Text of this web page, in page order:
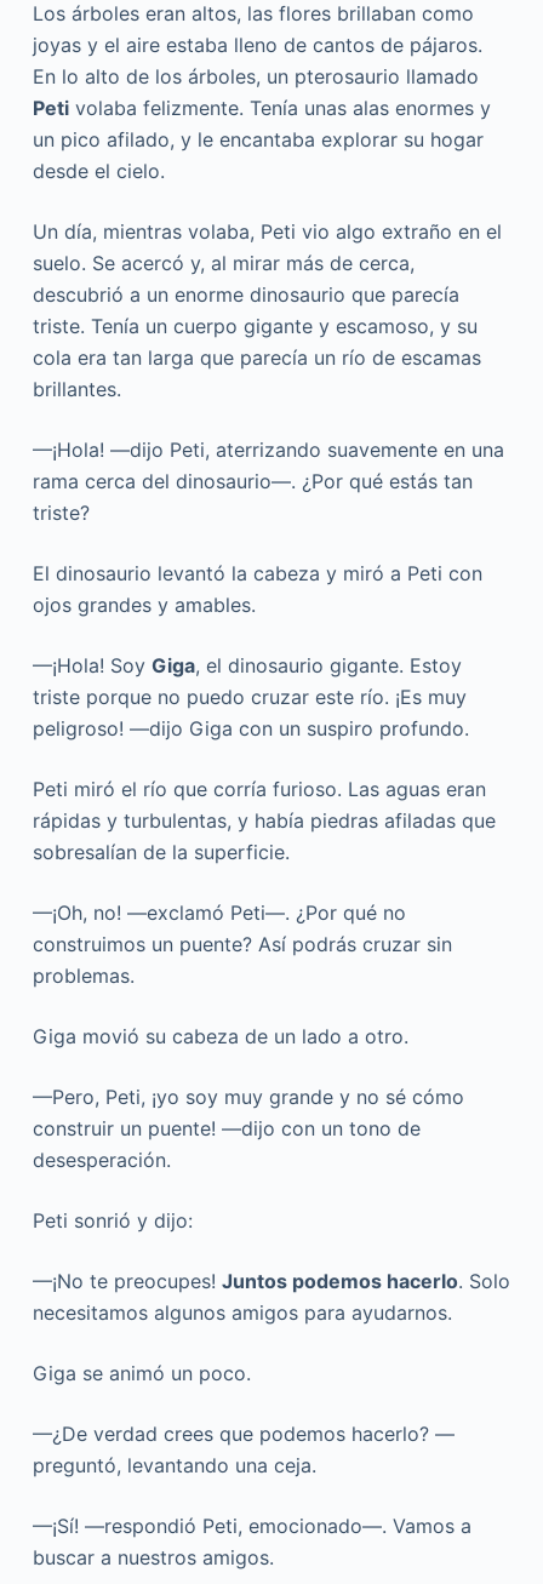
Los árboles eran altos, las flores brillaban como
joyas y el aire estaba lleno de cantos de pájaros.
En lo alto de los árboles, un pterosaurio llamado
Petivolaba felizmente. Tenía unas alas enormes y
un pico afilado, y le encantaba explorar su hogar
desde el cielo.
Un día, mientras volaba, Peti vio algo extraño en el
suelo. Se acercó y, al mirar más de cerca,
descubrió a un enorme dinosaurio que parecía
triste. Tenía un cuerpo gigante y escamoso, y su
cola era tan larga que parecía un río de escamas
brillantes.
—¡Hola! —dijo Peti, aterrizando suavemente en una
rama cerca del dinosaurio—. ¿Por qué estás tan
triste?
El dinosaurio levantó la cabeza y miró a Peti con
ojos grandes y amables.
—¡Hola! Soy Giga, el dinosaurio gigante. Estoy
triste porque no puedo cruzar este río. ¡Es muy
peligroso! —dijo Giga con un suspiro profundo.
Peti miró el río que corría furioso. Las aguas eran
rápidas y turbulentas, y había piedras afiladas que
sobresalían de la superficie.
—¡Oh, no! —exclamó Peti—. ¿Por qué no
construimos un puente? Así podrás cruzar sin
problemas.
Giga movió su cabeza de un lado a otro.
—Pero, Peti, ¡yo soy muy grande y no sé cómo
construir un puente! —dijo con un tono de
desesperación.
Peti sonrió y dijo:
—¡No te preocupes! Juntos podemos hacerlo. Solo
necesitamos algunos amigos para ayudarnos.
Giga se animó un poco.
—¿De verdad crees que podemos hacerlo? —
preguntó, levantando una ceja.
—¡Sí! —respondió Peti, emocionado—. Vamos a
buscar a nuestros amigos.